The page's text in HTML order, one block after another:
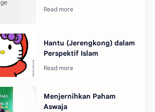
Hantu (Jerengkong) dalam
Perspektif Islam
Menjernihkan Paham
Aswaja